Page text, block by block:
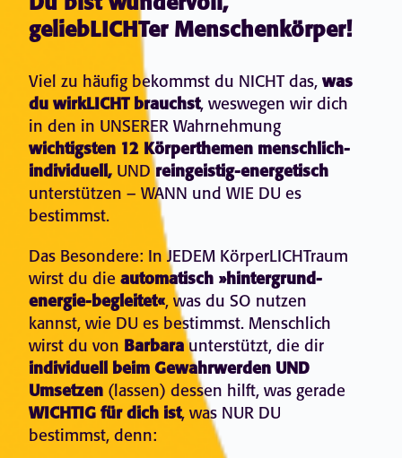
geliebLICHTer Menschenkörper!
Viel zu häufig bekommst du NICHT das,was
du wirkLICHT brauchst, weswegen wir dich
in den in UNSERER Wahrnehmung
wichtigsten 12 Körperthemen menschlich-
individuell, UNDreingeistig-energetisch
unterstützen – WANN und WIE DU es
bestimmst.
Das Besondere: In JEDEM KörperLICHTraum
wirst du dieautomatisch »hintergrund-
energie-begleitet«, was du SO nutzen
kannst, wie DU es bestimmst. Menschlich
wirst du von
Barbaraunterstützt, die dir
individuell beim Gewahrwerden UND
Umsetzen (lassen) dessen hilft, was gerade
WICHTIG für dich ist, was NUR DU
bestimmst, denn: